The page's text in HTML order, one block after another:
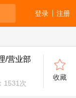
注册
登录
/营业部
1531 次
收藏